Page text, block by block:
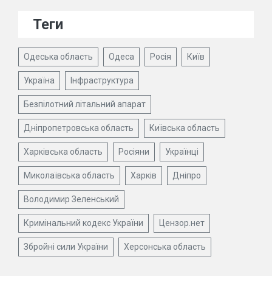
Теги
Одеська область Одеса Росія Київ
Україна Інфраструктура
Безпілотний літальний апарат
Дніпропетровська область Київська область
Харківська область Росіяни Українці
Миколаївська область Харків Дніпро
Володимир Зеленський
Кримінальний кодекс України Цензор.нет
Збройні сили України Херсонська область